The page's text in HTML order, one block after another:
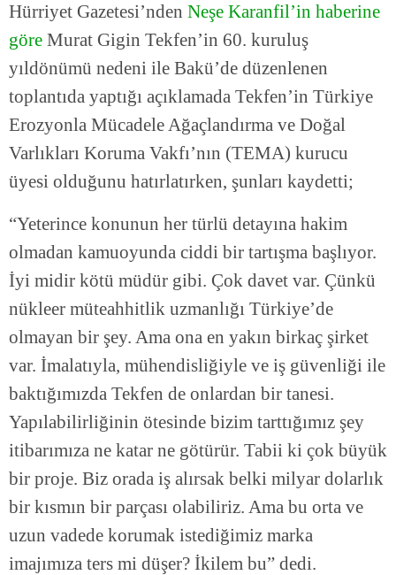
Hürriyet Gazetesi’nden Neşe Karanfil’in haberine
göre Murat Gigin Tekfen’in 60. kuruluş
yıldönümü nedeni ile Bakü’de düzenlenen
toplantıda yaptığı açıklamada Tekfen’in Türkiye
Erozyonla Mücadele Ağaçlandırma ve Doğal
Varlıkları Koruma Vakfı’nın (TEMA) kurucu
üyesi olduğunu hatırlatırken, şunları kaydetti;
“Yeterince konunun her türlü detayına hakim
olmadan kamuoyunda ciddi bir tartışma başlıyor.
İyi midir kötü müdür gibi. Çok davet var. Çünkü
nükleer müteahhitlik uzmanlığı Türkiye’de
olmayan bir şey. Ama ona en yakın birkaç şirket
var. İmalatıyla, mühendisliğiyle ve iş güvenliği ile
baktığımızda Tekfen de onlardan bir tanesi.
Yapılabilirliğinin ötesinde bizim tarttığımız şey
itibarımıza ne katar ne götürür. Tabii ki çok büyük
bir proje. Biz orada iş alırsak belki milyar dolarlık
bir kısmın bir parçası olabiliriz. Ama bu orta ve
uzun vadede korumak istediğimiz marka
imajımıza ters mi düşer? İkilem bu” dedi.